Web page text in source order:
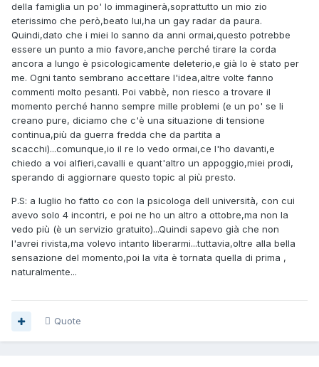
della famiglia un po' lo immaginerà,soprattutto un mio zio
eterissimo che però,beato lui,ha un gay radar da paura.
Quindi,dato che i miei lo sanno da anni ormai,questo potrebbe
essere un punto a mio favore,anche perché tirare la corda
ancora a lungo è psicologicamente deleterio,e già lo è stato per
me. Ogni tanto sembrano accettare l'idea,altre volte fanno
commenti molto pesanti. Poi vabbè, non riesco a trovare il
momento perché hanno sempre mille problemi (e un po' se li
creano pure, diciamo che c'è una situazione di tensione
continua,più da guerra fredda che da partita a
scacchi)...comunque,io il re lo vedo ormai,ce l'ho davanti,e
chiedo a voi alfieri,cavalli e quant'altro un appoggio,miei prodi,
sperando di aggiornare questo topic al più presto.
P.S: a luglio ho fatto co con la psicologa dell università, con cui
avevo solo 4 incontri, e poi ne ho un altro a ottobre,ma non la
vedo più (è un servizio gratuito)...Quindi sapevo già che non
l'avrei rivista,ma volevo intanto liberarmi...tuttavia,oltre alla bella
sensazione del momento,poi la vita è tornata quella di prima ,
naturalmente...
Quote